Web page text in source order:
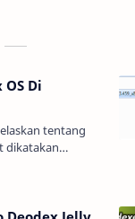
Di
tentang
dikatakan
untuk
bernama